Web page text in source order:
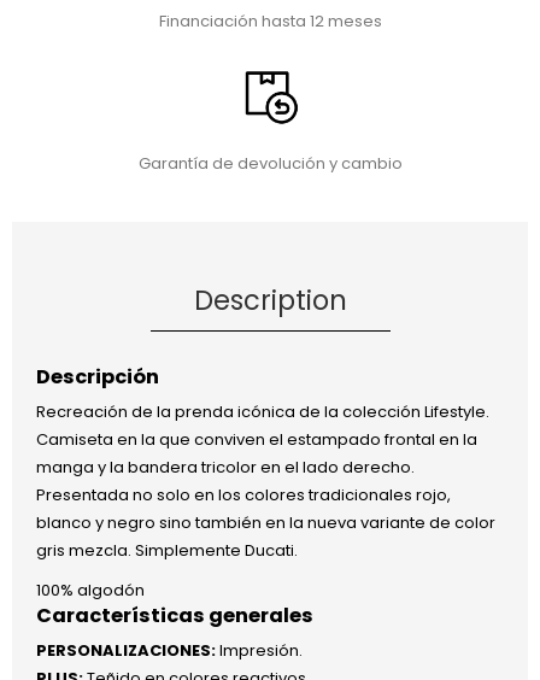
Financiación hasta 12 meses
Garantía de devolución y cambio
Description
Descripción
Recreación de la prenda icónica de la colección Lifestyle.
Camiseta en la que conviven el estampado frontal en la
manga y la bandera tricolor en el lado derecho.
Presentada no solo en los colores tradicionales rojo,
blanco y negro sino también en la nueva variante de color
gris mezcla. Simplemente Ducati.
100% algodón
Características generales
PERSONALIZACIONES:Impresión.